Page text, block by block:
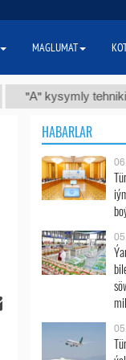
"А" kysymly tehniki
HABARLAR
MAGLUMAT